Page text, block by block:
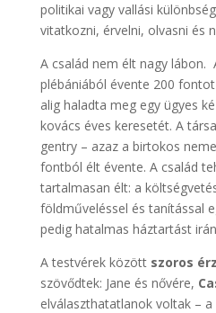
politikai vagy vallási
vitatkozni, érvelni, olvasni és
A család nem élt nagy lábon.
plébániából évente 200
alig haladta meg egy ügyes
kovács éves keresetét. A
gentry – azaz a birtokos
fontból élt évente. A család
tartalmasan élt: a
földműveléssel és tanítással
pedig hatalmas háztartást
A testvérek között szoros
szövődtek: Jane és nővére,
elválaszthatatlanok voltak – a